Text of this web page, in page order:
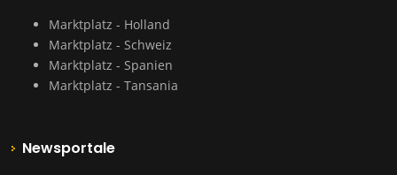
Marktplatz - Holland
Marktplatz - Schweiz
Marktplatz - Spanien
Marktplatz - Tansania
Newsportale